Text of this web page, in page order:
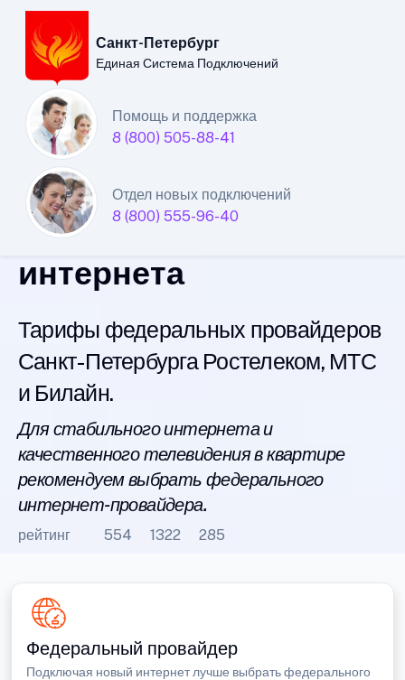
Санкт-Петербург
Единая Система Подключений
Помощь и поддержка
8 (800) 505-88-41
Отдел новых подключений
8 (800) 555-96-40
Санкт-Петербургский
филиал
Единой Системы
Подключений
интернета
Тарифы федеральных провайдеров
Санкт-Петербурга Ростелеком, МТС
и Билайн.
Для стабильного интернета и
качественного телевидения в квартире
рекомендуем выбрать федерального
интернет-провайдера.
рейтинг 554 1322 285
Федеральный провайдер
Подключая новый интернет лучше выбрать федерального